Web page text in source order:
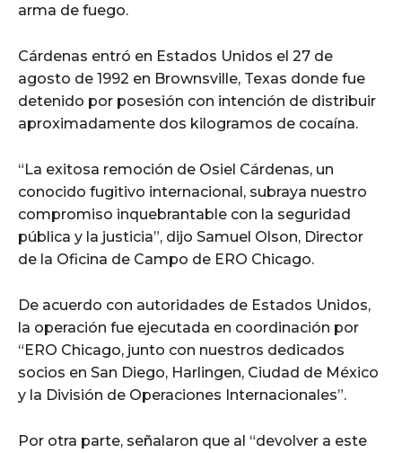
arma de fuego.
Cárdenas entró en Estados Unidos el 27 de
agosto de 1992 en Brownsville, Texas donde fue
detenido por posesión con intención de distribuir
aproximadamente dos kilogramos de cocaína.
“La exitosa remoción de Osiel Cárdenas, un
conocido fugitivo internacional, subraya nuestro
compromiso inquebrantable con la seguridad
pública y la justicia”, dijo Samuel Olson, Director
de la Oficina de Campo de ERO Chicago.
De acuerdo con autoridades de Estados Unidos,
la operación fue ejecutada en coordinación por
“ERO Chicago, junto con nuestros dedicados
socios en San Diego, Harlingen, Ciudad de México
y la División de Operaciones Internacionales”.
Por otra parte, señalaron que al “devolver a este